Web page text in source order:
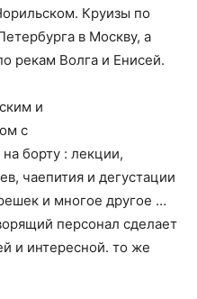
Круизы по
в Москву, а
рекам Волга и Енисей.
и
с
борту : лекции,
чаепития и дегустации
и многое другое …
персонал сделает
и интересной. то же